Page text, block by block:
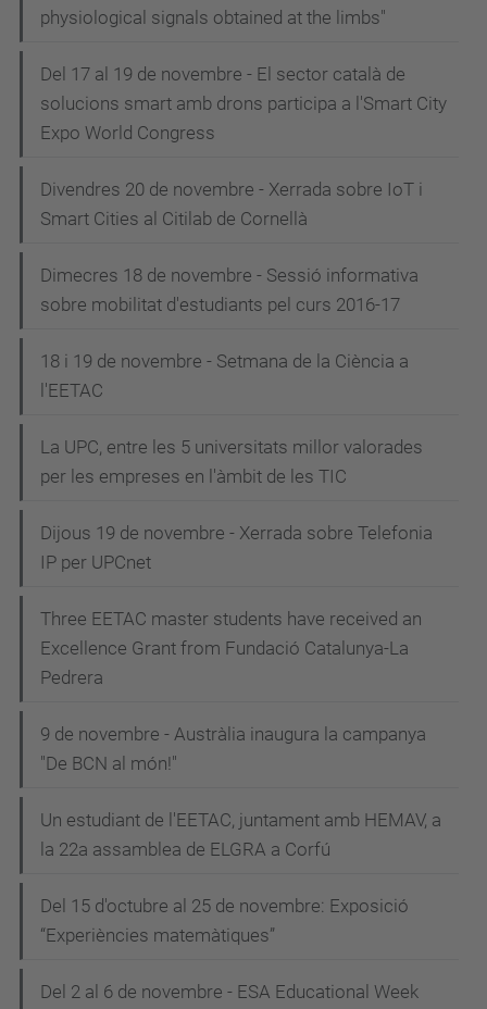
physiological signals obtained at the limbs"
Del 17 al 19 de novembre - El sector català de
solucions smart amb drons participa a l'Smart City
Expo World Congress
Divendres 20 de novembre - Xerrada sobre IoT i
Smart Cities al Citilab de Cornellà
Dimecres 18 de novembre - Sessió informativa
sobre mobilitat d'estudiants pel curs 2016-17
18 i 19 de novembre - Setmana de la Ciència a
l'EETAC
La UPC, entre les 5 universitats millor valorades
per les empreses en l'àmbit de les TIC
Dijous 19 de novembre - Xerrada sobre Telefonia
IP per UPCnet
Three EETAC master students have received an
Excellence Grant from Fundació Catalunya-La
Pedrera
9 de novembre - Austràlia inaugura la campanya
"De BCN al món!"
Un estudiant de l'EETAC, juntament amb HEMAV, a
la 22a assamblea de ELGRA a Corfú
Del 15 d'octubre al 25 de novembre: Exposició
“Experiències matemàtiques”
Del 2 al 6 de novembre - ESA Educational Week